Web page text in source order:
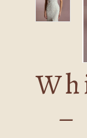
–